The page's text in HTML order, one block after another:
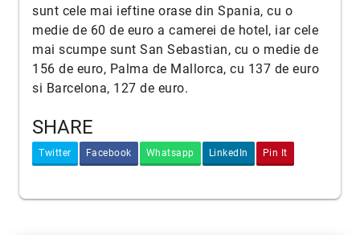
sunt cele mai ieftine orase din Spania, cu o
medie de 60 de euro a camerei de hotel, iar cele
mai scumpe sunt San Sebastian, cu o medie de
156 de euro, Palma de Mallorca, cu 137 de euro
si Barcelona, 127 de euro.
SHARE
Twitter Facebook Whatsapp LinkedIn Pin It